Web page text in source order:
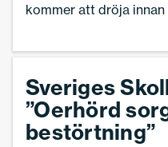
kommer att dröja
Örtqvist, ordförande
Sveriges
”Oerhörd
bestörtning”